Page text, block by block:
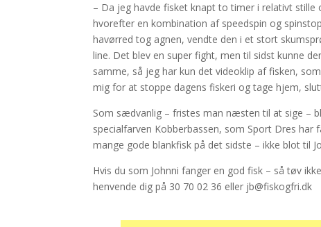
– Da jeg havde fisket knapt to timer i relativt stille
hvorefter en kombination af speedspin og
havørred tog agnen, vendte den i et stort
line. Det blev en super fight, men til sidst kunne
samme, så jeg har kun det videoklip af fisken,
mig for at stoppe dagens fiskeri og tage hjem,
Som sædvanlig – fristes man næsten til at sige –
specialfarven Kobberbassen, som Sport Dres
mange gode blankfisk på det sidste – ikke blot til
Hvis du som Johnni fanger en god fisk – så tøv
henvende dig på 30 70 02 36 eller jb@fiskogfri.dk